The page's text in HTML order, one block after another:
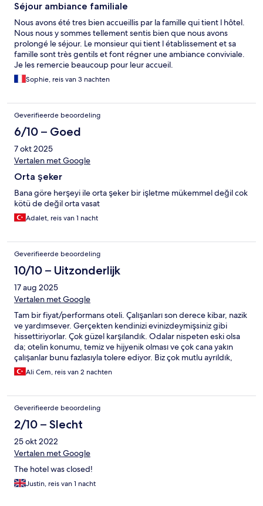
Séjour ambiance familiale
Nous avons été tres bien accueillis par la famille qui tient l hôtel.
Nous nous y sommes tellement sentis bien que nous avons
prolongé le séjour. Le monsieur qui tient l établissement et sa
famille sont très gentils et font régner une ambiance conviviale.
Je les remercie beaucoup pour leur accueil.
Sophie, reis van 3 nachten
Geverifieerde beoordeling
6/10 – Goed
7 okt 2025
Vertalen met Google
Orta şeker
Bana göre herşeyi ile orta şeker bir işletme mükemmel değil cok
kötü de değil orta vasat
Adalet, reis van 1 nacht
Geverifieerde beoordeling
10/10 – Uitzonderlijk
17 aug 2025
Vertalen met Google
Tam bir fiyat/performans oteli. Çalışanları son derece kibar, nazik
ve yardımsever. Gerçekten kendinizi evinizdeymişsiniz gibi
hissettiriyorlar. Çok güzel karşılandık. Odalar nispeten eski olsa
da; otelin konumu, temiz ve hijyenik olması ve çok cana yakın
çalışanlar bunu fazlasıyla tolere ediyor. Biz çok mutlu ayrıldık,
sizlere de tavsiye ederim.
Ali Cem, reis van 2 nachten
Geverifieerde beoordeling
2/10 – Slecht
25 okt 2022
Vertalen met Google
The hotel was closed!
Justin, reis van 1 nacht